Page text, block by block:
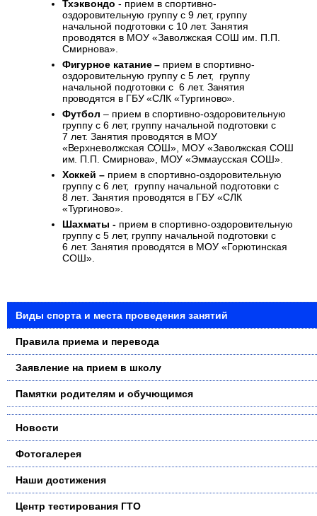
Тхэквондо - прием в спортивно-
оздоровительную группу с 9 лет, группу
начальной подготовки с 10 лет. Занятия
проводятся в МОУ «Заволжская СОШ им. П.П.
Смирнова».
Фигурное катание – прием в спортивно-
оздоровительную группу с 5 лет, группу
начальной подготовки с 6 лет. Занятия
проводятся в ГБУ «СЛК «Тургиново».
Футбол – прием в спортивно-оздоровительную
группу с 6 лет, группу начальной подготовки с
7 лет. Занятия проводятся в МОУ
«Верхневолжская СОШ», МОУ «Заволжская СОШ
им. П.П. Смирнова», МОУ «Эммаусская СОШ».
Хоккей – прием в спортивно-оздоровительную
группу с 6 лет, группу начальной подготовки с
8 лет. Занятия проводятся в ГБУ «СЛК
«Тургиново».
Шахматы - прием в спортивно-оздоровительную
группу с 5 лет, группу начальной подготовки с
6 лет. Занятия проводятся в МОУ «Горютинская
СОШ».
Виды спорта и места проведения занятий
Правила приема и перевода
Заявление на прием в школу
Памятки родителям и обучющимся
Новости
Фотогалерея
Наши достижения
Центр тестирования ГТО